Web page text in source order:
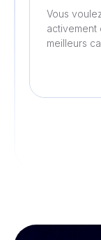
Vous
activement
meilleurs